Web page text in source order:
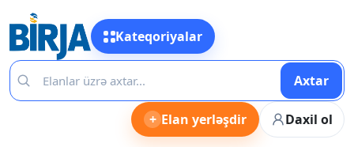
Kateqoriyalar
Axtar
+ Elan yerləşdir Daxil ol